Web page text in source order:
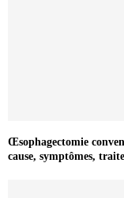
Œsophagectomie
cause, symptômes,